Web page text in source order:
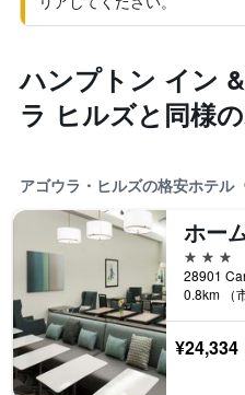
ハンプトン イン
ラ ヒルズと同様
アゴウラ・ヒルズの格安ホテル
3つ星
0.8km （
¥24,334